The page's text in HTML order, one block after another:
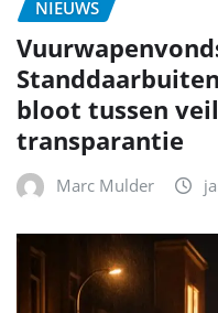
NIEUWS
bloot tussen
transparantie
Marc Mulder